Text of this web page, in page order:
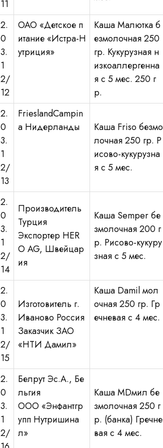
11
2.
0
3.
1
2/
12
ОАО «Детское п
итание «Истра-Н
утриция»
Каша Малютка б
езмолочная 250
гр. Кукурузная н
изкоаллергенна
я с 5 мес. 250 г
р.
2.
0
3.
1
2/
13
FrieslandCampin
a Нидерланды
Каша Friso безмо
лочная 250 гр. Р
исово-кукурузна
я с 5 мес.
2.
0
3.
1
2/
14
Производитель
Турция
Экспортер HER
O AG, Швейцар
ия
Каша Semper бе
змолочная 200 г
р. Рисово-кукуру
зная с 5 мес.
2.
0
3.
1
2/
15
Изготовитель г.
Иваново Россия
Заказчик ЗАО
«НТИ Дамил»
Каша Damil мол
очная 250 гр. Гр
ечневая с 4 мес.
2.
0
3.
1
2/
Белрут Эс.А., Бе
льгия
ООО «Энфантгр
упп Нутришина
л»
Каша MDмил бе
змолочная 250 г
р. (банка) Гречне
вая с 4 мес.